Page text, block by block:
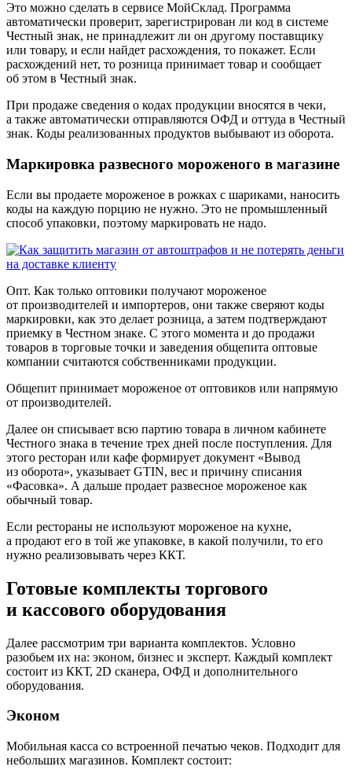
Это можно сделать в сервисе МойСклад. Программа
автоматически проверит, зарегистрирован ли код в системе
Честный знак, не принадлежит ли он другому поставщику
или товару, и если найдет расхождения, то покажет. Если
расхождений нет, то розница принимает товар и сообщает
об этом в Честный знак.
При продаже сведения о кодах продукции вносятся в чеки,
а также автоматически отправляются ОФД и оттуда в Честный
знак. Коды реализованных продуктов выбывают из оборота.
Маркировка развесного мороженого в магазине
Если вы продаете мороженое в рожках с шариками, наносить
коды на каждую порцию не нужно. Это не промышленный
способ упаковки, поэтому маркировать не надо.
Опт. Как только оптовики получают мороженое
от производителей и импортеров, они также сверяют коды
маркировки, как это делает розница, а затем подтверждают
приемку в Честном знаке. С этого момента и до продажи
товаров в торговые точки и заведения общепита оптовые
компании считаются собственниками продукции.
Общепит принимает мороженое от оптовиков или напрямую
от производителей.
Далее он списывает всю партию товара в личном кабинете
Честного знака в течение трех дней после поступления. Для
этого ресторан или кафе формирует документ «Вывод
из оборота», указывает GTIN, вес и причину списания
«Фасовка». А дальше продает развесное мороженое как
обычный товар.
Если рестораны не используют мороженое на кухне,
а продают его в той же упаковке, в какой получили, то его
нужно реализовывать через ККТ.
Готовые комплекты торгового
и кассового оборудования
Далее рассмотрим три варианта комплектов. Условно
разобьем их на: эконом, бизнес и эксперт. Каждый комплект
состоит из ККТ, 2D сканера, ОФД и дополнительного
оборудования.
Эконом
Мобильная касса со встроенной печатью чеков. Подходит для
небольших магазинов. Комплект состоит: